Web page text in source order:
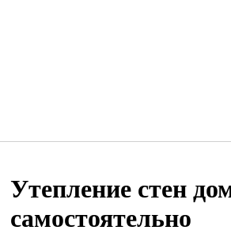
Утепление стен
самостоятельно